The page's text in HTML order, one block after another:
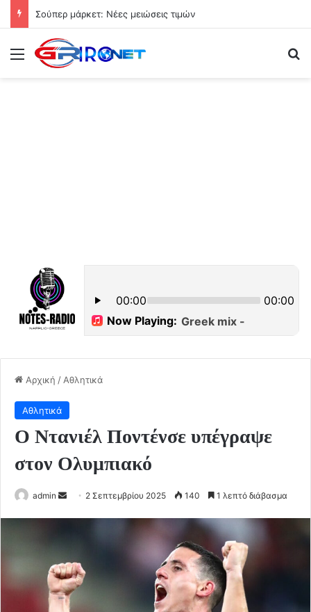
Σούπερ μάρκετ: Νέες μειώσεις τιμών
Μενού
Αρχική /Αθλητικά
Αθλητικά
Ο Ντανιέλ Ποντένσε υπέγραψε
στον Ολυμπιακό
admin
Send 2 Σεπτεμβρίου 2025 140 1 λεπτό διάβασμα